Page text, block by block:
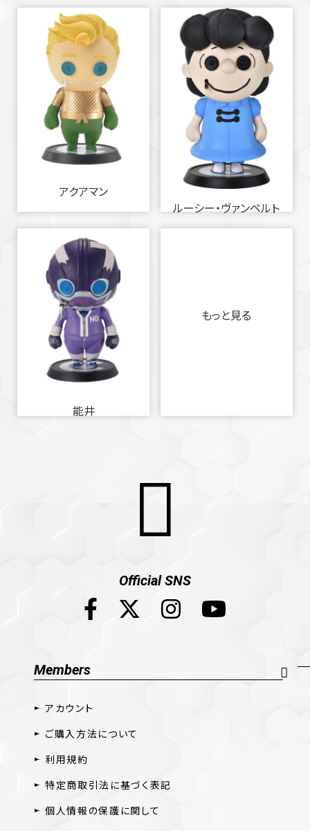
アクアマン
ルーシー・ヴァンペルト
能井
もっと見る
Official SNS
Members
アカウント
ご購入方法について
利用規約
特定商取引法に基づく表記
個人情報の保護に関して